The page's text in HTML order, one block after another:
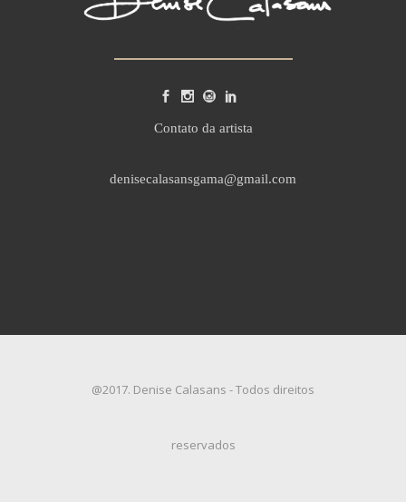
Contato da artista
denisecalasansgama@gmail.com
@2017. Denise Calasans - Todos direitos
reservados